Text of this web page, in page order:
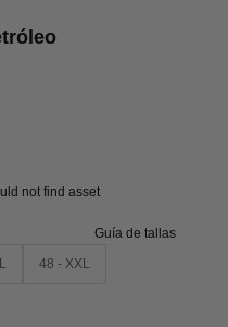
not find asset
Guía de tallas
48 - XXL